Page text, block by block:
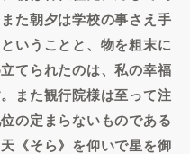
た朝夕は学校の事さえ手
いうことと、物を粗末に
てられたのは、私の幸福
また観行院様は至って注
の定まらないものである
《そら》を仰いで星を御